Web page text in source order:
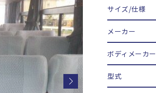
サイズ/仕様
メーカー
ボディメーカー
型式